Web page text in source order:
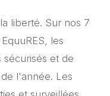
liberté. Sur nos 7
les
et de
l'année. Les